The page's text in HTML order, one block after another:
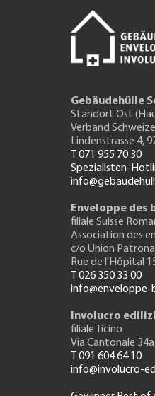
Gebäudehülle
Standort Ost
Verband
Lindenstrasse 4,
T 071 955 70 30
Spezialisten-
Enveloppe des
filiale Suisse
Association des
c/o Union
Rue de l'Hôpital
T 026 350 33 00
info@enveloppe-
Involucro
filiale Ticino
Via Cantonale
T 091 604 64 10
info@involucro-